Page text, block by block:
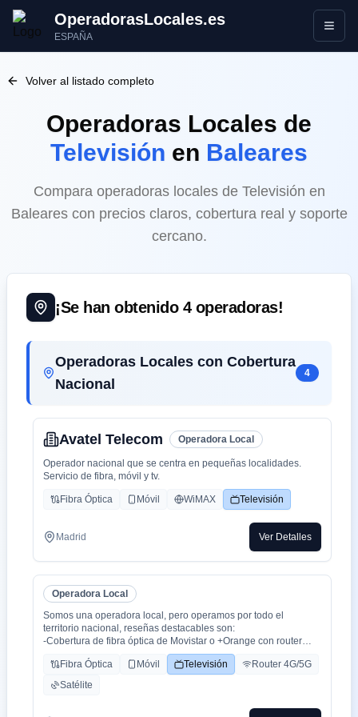
OperadorasLocales.es
ESPAÑA Abrir
Volver al listado completo
Operadoras Locales de
Televisión en Baleares
Compara operadoras locales de Televisión en
Baleares con precios claros, cobertura real y soporte
cercano.
¡Se han obtenido 4operadoras!
Operadoras Locales con Cobertura
Nacional
4
Avatel Telecom Operadora Local
Operador nacional que se centra en pequeñas localidades.
Servicio de fibra, móvil y tv.
Fibra Óptica Móvil WiMAX Televisión
Madrid Ver Detalles
Operadora Local
Somos una operadora local, pero operamos por todo el
territorio nacional, reseñas destacables son:
-Cobertura de fibra óptica de Movistar o +Orange con router
-Cobertura movil con triple cobertura Orange, Yoigo y Movistar
-TV con todo el deporte o con toda la plataformas de cine y
series como Netflix, HBO, Amazon Prime, Apple TV, Disney+
Fibra Óptica Móvil Televisión
Router 4G/5G
Satélite